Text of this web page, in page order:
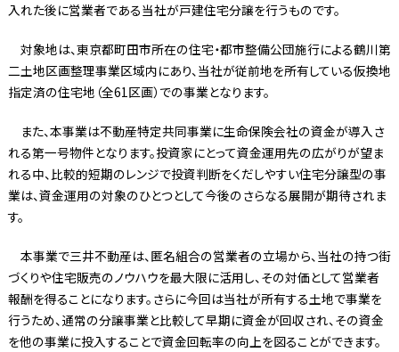
入れた後に営業者である当社が戸建住宅分譲を行うものです。
対象地は、東京都町田市所在の住宅・都市整備公団施行による鶴川第
二土地区画整理事業区域内にあり、当社が従前地を所有している仮換地
指定済の住宅地（全61区画）での事業となります。
また、本事業は不動産特定共同事業に生命保険会社の資金が導入さ
れる第一号物件となります。投資家にとって資金運用先の広がりが望ま
れる中、比較的短期のレンジで投資判断をくだしやすい住宅分譲型の事
業は、資金運用の対象のひとつとして今後のさらなる展開が期待されま
す。
本事業で三井不動産は、匿名組合の営業者の立場から、当社の持つ街
づくりや住宅販売のノウハウを最大限に活用し、その対価として営業者
報酬を得ることになります。さらに今回は当社が所有する土地で事業を
行うため、通常の分譲事業と比較して早期に資金が回収され、その資金
を他の事業に投入することで資金回転率の向上を図ることができます。